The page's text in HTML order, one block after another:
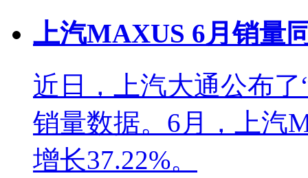
上汽MAXUS 6月销量
近日，上汽大通公布
销量数据。6月，上汽
增长37.22%。